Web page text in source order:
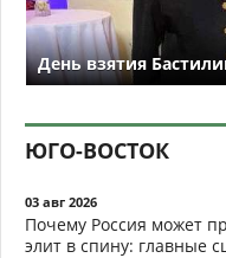
День взятия
ЮГО-ВОСТОК
03 авг 2026
Почему Россия может
элит в спину: главные